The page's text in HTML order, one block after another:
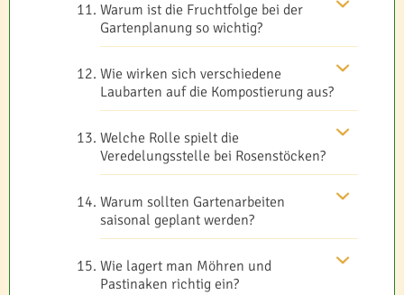
Warum ist die Fruchtfolge bei der
Gartenplanung so wichtig?
Wie wirken sich verschiedene
Laubarten auf die Kompostierung aus?
Welche Rolle spielt die
Veredelungsstelle bei Rosenstöcken?
Warum sollten Gartenarbeiten
saisonal geplant werden?
Wie lagert man Möhren und
Pastinaken richtig ein?